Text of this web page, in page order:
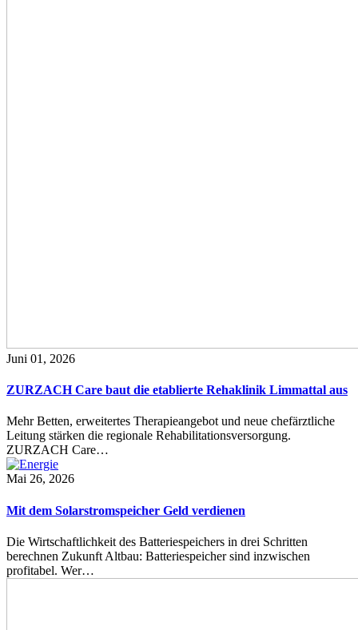
Juni 01, 2026
ZURZACH Care baut die etablierte Rehaklinik Limmattal aus
Mehr Betten, erweitertes Therapieangebot und neue chefärztliche
Leitung stärken die regionale Rehabilitationsversorgung.
ZURZACH Care…
Mai 26, 2026
Mit dem Solarstromspeicher Geld verdienen
Die Wirtschaftlichkeit des Batteriespeichers in drei Schritten
berechnen Zukunft Altbau: Batteriespeicher sind inzwischen
profitabel. Wer…